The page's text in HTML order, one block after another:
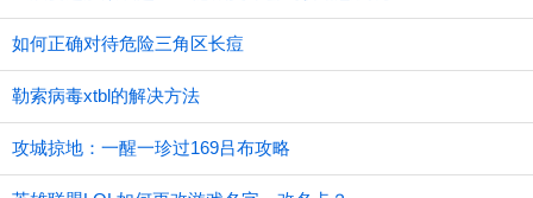
如何正确对待危险三角区长痘
勒索病毒xtbl的解决方法
攻城掠地：一醒一珍过169吕布攻略